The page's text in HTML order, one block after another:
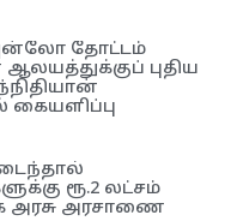
தோட்டம்
புதிய
கையளிப்பு
ரூ.2 லட்சம்
அரசு அரசாணை